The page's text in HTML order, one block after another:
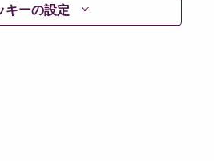
キーの設定
Lenovo.com